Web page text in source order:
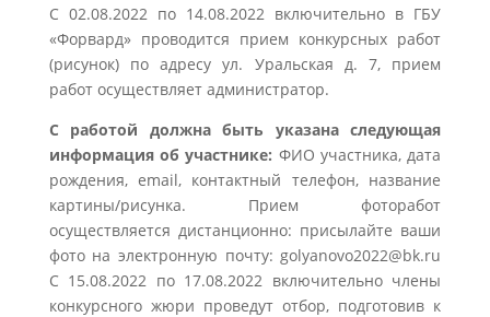
С 02.08.2022 по 14.08.2022 включительно в ГБУ
«Форвард» проводится прием конкурсных работ
(рисунок) по адресу ул. Уральская д. 7, прием
работ осуществляет администратор.
С работой должна быть указана следующая
информация об участнике: ФИО участника, дата
рождения, email, контактный телефон, название
картины/рисунка. Прием фоторабот
осуществляется дистанционно: присылайте ваши
фото на электронную почту: golyanovo2022@bk.ru
С 15.08.2022 по 17.08.2022 включительно члены
конкурсного жюри проведут отбор, подготовив к